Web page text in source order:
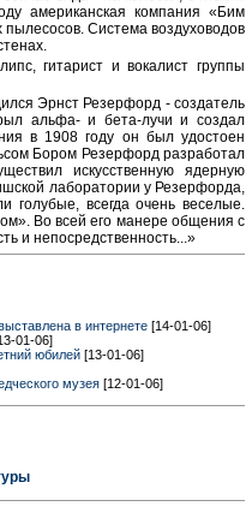
американская компания «Бим
Система воздуховодов
гитарист и вокалист группы
Эрнст Резерфорд - создатель
альфа- и бета-лучи и создал
в 1908 году он был удостоен
Бором Резерфорд разработал
искусственную ядерную
лаборатории у Резерфорда,
голубые, всегда очень веселые.
Во всей его манере общения с
и непосредственность...»
в интернете [14-01-06]
01-06]
юбилей [13-01-06]
музея [12-01-06]